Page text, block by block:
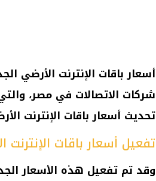
شركات الاتصالات في مصر،
تحديث أسعار باقات الإنترنت
تفعيل أسعار باقات الإنترنت
وقد تم تفعيل هذه الأسعار